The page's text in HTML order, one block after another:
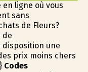
ligne où vous
sans
de Fleurs?
de
disposition une
prix moins chers
Codes